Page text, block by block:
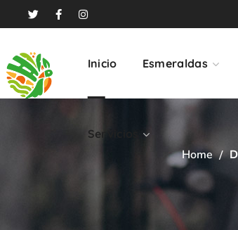
Inicio Esmeraldas
Servicios
Home